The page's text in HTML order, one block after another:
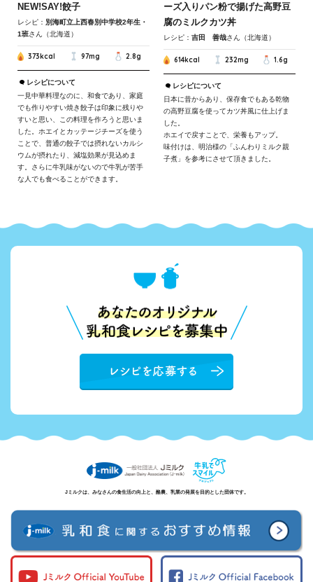
NEW!SAY!餃子
レシピ： 別海町立上西春別中学校2年生・
1班さん（北海道）
373kcal 97mg 2.8g
レシピについて
一見中華料理なのに、和食であり、家庭
でも作りやすい焼き餃子は印象に残りや
すいと思い、この料理を作ろうと思いま
した。ホエイとカッテージチーズを使う
ことで、普通の餃子では摂れないカルシ
ウムが摂れたり、減塩効果が見込めま
す。さらに牛乳味がないので牛乳が苦手
な人でも食べることができます。
ーズ入りパン粉で揚げた高野豆
腐のミルクカツ丼
レシピ：吉田 善哉さん（北海道）
614kcal 232mg 1.6g
レシピについて
日本に昔からあり、保存食でもある乾物
の高野豆腐を使ってカツ丼風に仕上げま
した。
ホエイで戻すことで、栄養もアップ。
味付けは、明治様の「ふんわりミルク親
子煮」を参考にさせて頂きました。
Jミルクは、みなさんの食生活の向上と、酪農、乳業の発展を目的とした団体です。